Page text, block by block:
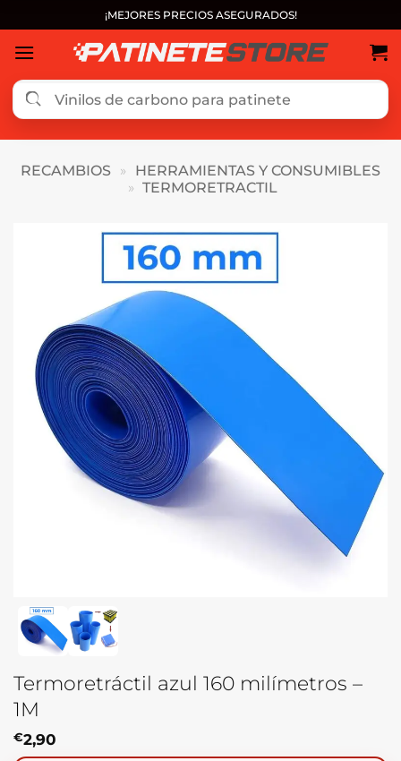
al
contenido
¡MEJORES PRECIOS ASEGURADOS!
RECAMBIOS »
HERRAMIENTAS Y CONSUMIBLES
» TERMORETRACTIL
Termoretráctil azul 160 milímetros –
1M
€2,90